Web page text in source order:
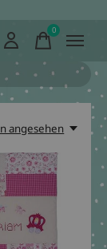
0items
angesehen